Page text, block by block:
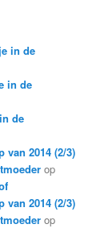
in de
in de
de
2014 (2/3)
op
2014 (2/3)
op